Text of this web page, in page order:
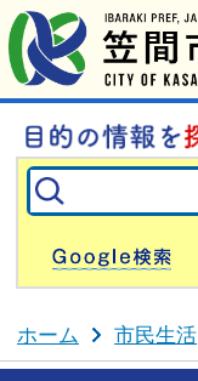
ホーム 市民生活